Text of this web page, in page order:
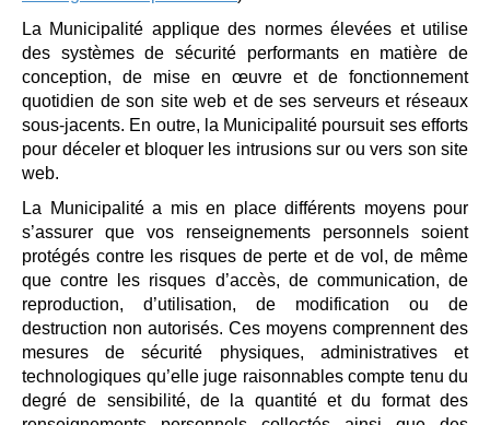
La Municipalité applique des normes élevées et utilise
des systèmes de sécurité performants en matière de
conception, de mise en œuvre et de fonctionnement
quotidien de son site web et de ses serveurs et réseaux
sous-jacents. En outre, la Municipalité poursuit ses efforts
pour déceler et bloquer les intrusions sur ou vers son site
web.
La Municipalité a mis en place différents moyens pour
s’assurer que vos renseignements personnels soient
protégés contre les risques de perte et de vol, de même
que contre les risques d’accès, de communication, de
reproduction, d’utilisation, de modification ou de
destruction non autorisés. Ces moyens comprennent des
mesures de sécurité physiques, administratives et
technologiques qu’elle juge raisonnables compte tenu du
degré de sensibilité, de la quantité et du format des